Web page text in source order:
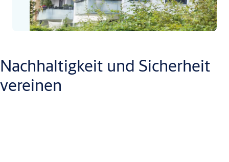
Nachhaltigkeit und Sicherheit
vereinen